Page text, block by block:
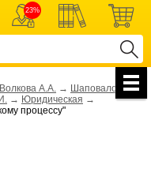
23%
Волкова А.А. → Шаповалов А.Г.;
→ Юридическая →
процессу"